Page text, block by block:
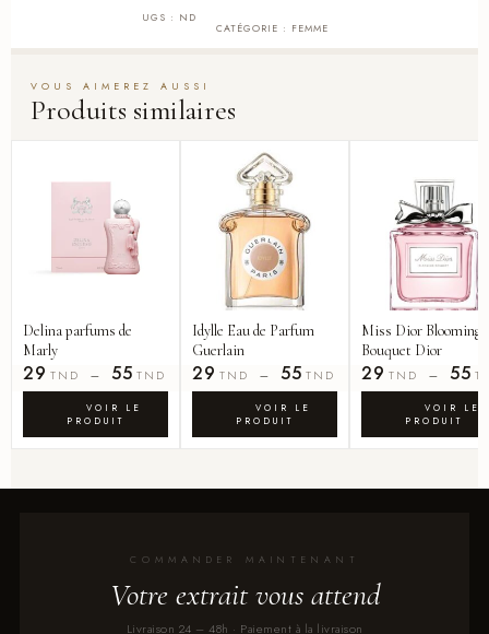
UGS : ND
CATÉGORIE : FEMME
Produits similaires
Delina parfums de
Marly
29 TND – 55 TND
Idylle Eau de Parfum
Guerlain
29 TND – 55 TND
Miss Dior Blooming
Bouquet Dior
29 TND – 55
COMMANDER MAINTENANT
Votre extrait vous attend
Livraison 24 – 48h · Paiement à la livraison